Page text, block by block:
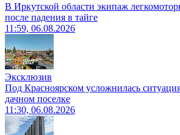
В Иркутской области экипаж
после падения в тайге
11:59, 06.08.2026
Эксклюзив
Под Красноярском усложнилась
дачном поселке
11:30, 06.08.2026